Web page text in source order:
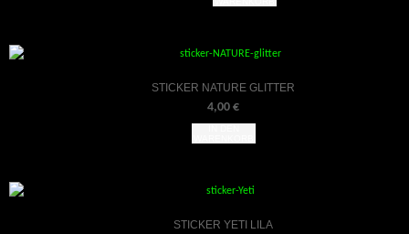
STICKER NATURE GLITTER
4,00 €
STICKER YETI LILA